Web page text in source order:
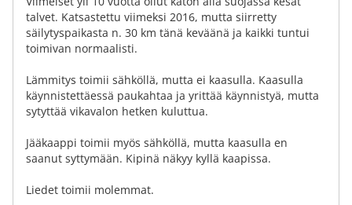
talvet. Katsastettu viimeksi 2016, mutta siirretty
säilytyspaikasta n. 30 km tänä keväänä ja kaikki tuntui
toimivan normaalisti.
Lämmitys toimii sähköllä, mutta ei kaasulla. Kaasulla
käynnistettäessä paukahtaa ja yrittää käynnistyä, mutta
sytyttää vikavalon hetken kuluttua.
Jääkaappi toimii myös sähköllä, mutta kaasulla en
saanut syttymään. Kipinä näkyy kyllä kaapissa.
Liedet toimii molemmat.